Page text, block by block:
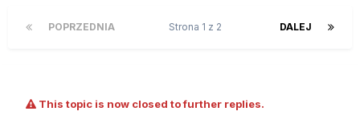
POPRZEDNIA DALEJ
Strona 1 z 2
This topic is now closed to further replies.